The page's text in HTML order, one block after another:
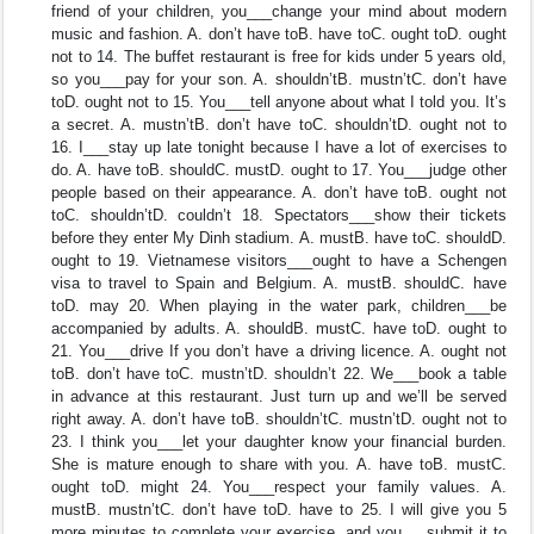
friend of your children, you___change your mind about modern
music and fashion. A. don’t have toB. have toC. ought toD. ought
not to 14. The buffet restaurant is free for kids under 5 years old,
so you___pay for your son. A. shouldn’tB. mustn’tC. don’t have
toD. ought not to 15. You___tell anyone about what I told you. It’s
a secret. A. mustn’tB. don’t have toC. shouldn’tD. ought not to
16. I___stay up late tonight because I have a lot of exercises to
do. A. have toB. shouldC. mustD. ought to 17. You___judge other
people based on their appearance. A. don’t have toB. ought not
toC. shouldn’tD. couldn’t 18. Spectators___show their tickets
before they enter My Dinh stadium. A. mustB. have toC. shouldD.
ought to 19. Vietnamese visitors___ought to have a Schengen
visa to travel to Spain and Belgium. A. mustB. shouldC. have
toD. may 20. When playing in the water park, children___be
accompanied by adults. A. shouldB. mustC. have toD. ought to
21. You___drive If you don’t have a driving licence. A. ought not
toB. don’t have toC. mustn’tD. shouldn’t 22. We___book a table
in advance at this restaurant. Just turn up and we’ll be served
right away. A. don’t have toB. shouldn’tC. mustn’tD. ought not to
23. I think you___let your daughter know your financial burden.
She is mature enough to share with you. A. have toB. mustC.
ought toD. might 24. You___respect your family values. A.
mustB. mustn’tC. don’t have toD. have to 25. I will give you 5